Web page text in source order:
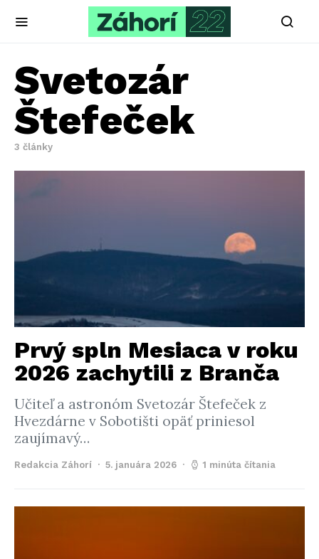
Svetozár
Štefeček
3 články
Prvý spln Mesiaca v roku
2026 zachytili z Branča
Učiteľ a astronóm Svetozár Štefeček z
Hvezdárne v Sobotišti opäť priniesol
zaujímavý…
Redakcia Záhorí 5. januára 2026 1 minúta čítania